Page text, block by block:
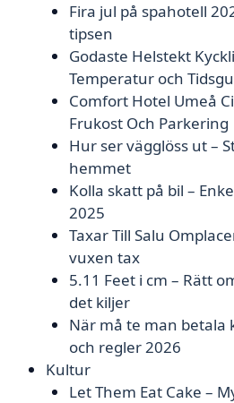
Fira jul på spahotell
tipsen
Godaste Helstekt
Temperatur och
Comfort Hotel Umeå
Frukost Och Parkering
Hur ser vägglöss ut –
hemmet
Kolla skatt på bil –
2025
Taxar Till Salu
vuxen tax
5.11 Feet i cm – Rätt
det kiljer
När må te man betala
och regler 2026
Kultur
Let Them Eat Cake –